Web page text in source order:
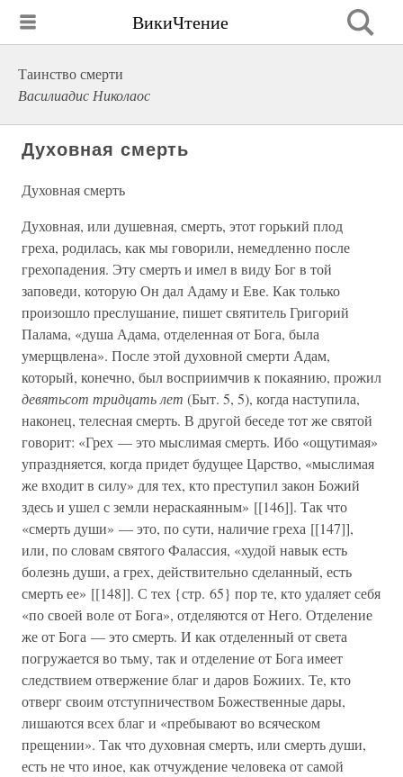
ВикиЧтение
Таинство смерти
Василиадис Николаос
Духовная смерть
Духовная смерть
Духовная, или душевная, смерть, этот горький плод
греха, родилась, как мы говорили, немедленно после
грехопадения. Эту смерть и имел в виду Бог в той
заповеди, которую Он дал Адаму и Еве. Как только
произошло преслушание, пишет святитель Григорий
Палама, «душа Адама, отделенная от Бога, была
умерщвлена». После этой духовной смерти Адам,
который, конечно, был восприимчив к покаянию, прожил
девятьсот тридцать лет (Быт. 5, 5), когда наступила,
наконец, телесная смерть. В другой беседе тот же святой
говорит: «Грех — это мыслимая смерть. Ибо «ощутимая»
упраздняется, когда придет будущее Царство, «мыслимая
же входит в силу» для тех, кто преступил закон Божий
здесь и ушел с земли нераскаянным» [[146]]. Так что
«смерть души» — это, по сути, наличие греха [[147]],
или, по словам святого Фалассия, «худой навык есть
болезнь души, а грех, действительно сделанный, есть
смерть ее» [[148]]. С тех {стр. 65} пор те, кто удаляет себя
«по своей воле от Бога», отделяются от Него. Отделение
же от Бога — это смерть. И как отделенный от света
погружается во тьму, так и отделение от Бога имеет
следствием отвержение благ и даров Божиих. Те, кто
отверг своим отступничеством Божественные дары,
лишаются всех благ и «пребывают во всяческом
прещении». Так что духовная смерть, или смерть души,
есть не что иное, как отчуждение человека от самой